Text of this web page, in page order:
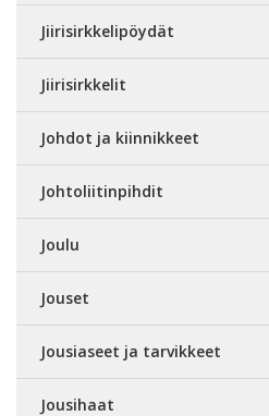
Jiirisirkkelipöydät
Jiirisirkkelit
Johdot ja kiinnikkeet
Johtoliitinpihdit
Joulu
Jouset
Jousiaseet ja tarvikkeet
Jousihaat